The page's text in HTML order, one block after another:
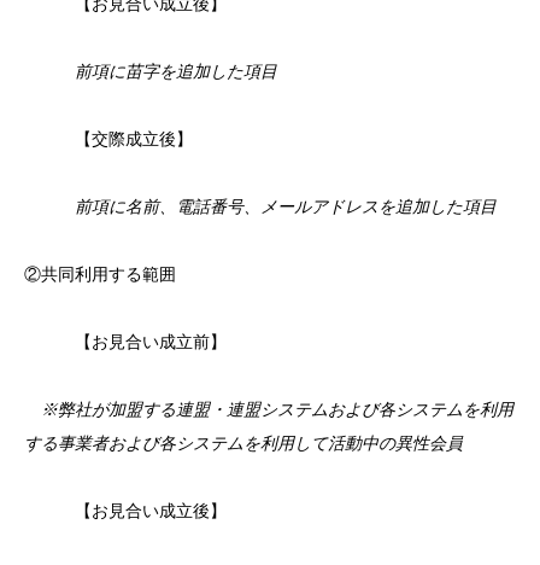
【お見合い成立後】
前項に苗字を追加した項目
【交際成立後】
前項に名前、電話番号、メールアドレスを追加した項目
②共同利用する範囲
【お見合い成立前】
※弊社が加盟する連盟・連盟システムおよび各システムを利用
する事業者および各システムを利用して活動中の異性会員
【お見合い成立後】